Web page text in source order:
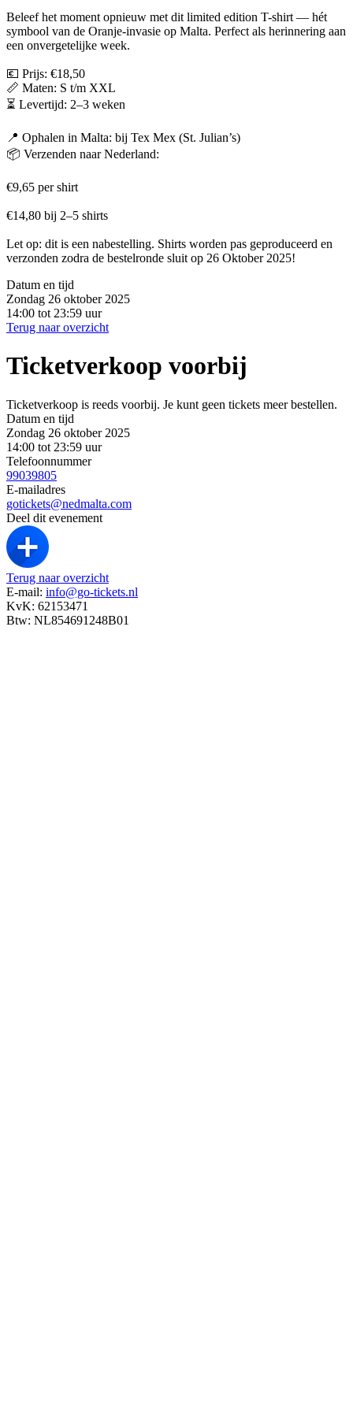
Beleef het moment opnieuw met dit limited edition T-shirt — hét
symbool van de Oranje-invasie op Malta. Perfect als herinnering aan
een onvergetelijke week.
💶 Prijs: €18,50
📏 Maten: S t/m XXL
⏳ Levertijd: 2–3 weken
📍 Ophalen in Malta: bij Tex Mex (St. Julian’s)
📦 Verzenden naar Nederland:
€9,65 per shirt
€14,80 bij 2–5 shirts
Let op: dit is een nabestelling. Shirts worden pas geproduceerd en
verzonden zodra de bestelronde sluit op 26 Oktober 2025!
Datum en tijd
Zondag 26 oktober 2025
14:00 tot 23:59 uur
Terug naar overzicht
Ticketverkoop voorbij
Ticketverkoop is reeds voorbij. Je kunt geen tickets meer bestellen.
Datum en tijd
Zondag 26 oktober 2025
14:00 tot 23:59 uur
Telefoonnummer
99039805
E-mailadres
gotickets@nedmalta.com
Deel dit evenement
Terug naar overzicht
E-mail: info@go-tickets.nl
KvK: 62153471
Btw: NL854691248B01